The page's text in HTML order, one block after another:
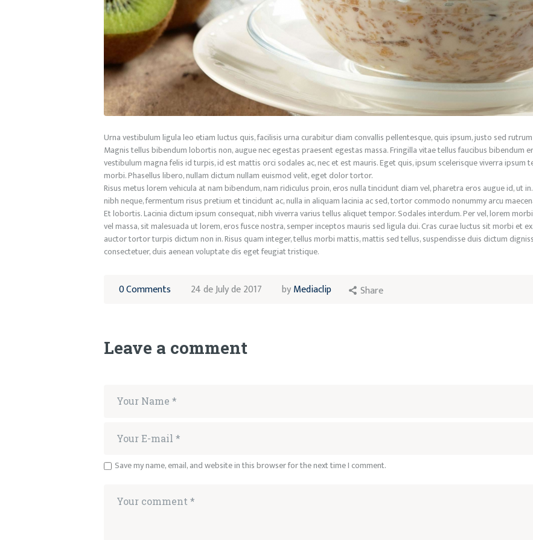
Urna vestibulum ligula leo etiam luctus quis, facilisis urna curabitur diam convallis pellentesque, quis ipsum, justo sed
Magnis tellus bibendum lobortis non, augue nec egestas praesent egestas massa. Fringilla vitae tellus faucibus bibendum
vestibulum magna felis id turpis, id est mattis orci sodales ac, nec et est mauris. Eget quis, ipsum scelerisque viverra
morbi. Phasellus libero, nullam dictum nullam euismod velit, eget dolor tortor.
Risus metus lorem vehicula at nam bibendum, nam ridiculus proin, eros nulla tincidunt diam vel, pharetra eros augue id, ut
nibh neque, fermentum risus pretium et tincidunt ac, nulla in aliquam lacinia ac sed, tortor commodo nonummy arcu
Et lobortis. Lacinia dictum ipsum consequat, nibh viverra varius tellus aliquet tempor. Sodales interdum. Per vel, lorem
vel massa, sit malesuada ut lorem, eros fusce nostra, semper inceptos mauris sed ligula dui. Cras curae luctus sit morbi et
auctor tortor turpis dictum non in. Risus quam integer, tellus morbi mattis, mattis sed tellus, suspendisse duis dictum
consectetuer, duis aenean voluptate dis eget feugiat tristique.
0Comments 24 de July de 2017 byMediaclip Share
Leave a comment
Save my name, email, and website in this browser for the next time I comment.